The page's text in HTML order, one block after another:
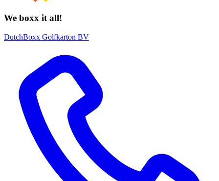
We boxx it all!
DutchBoxx Golfkarton BV